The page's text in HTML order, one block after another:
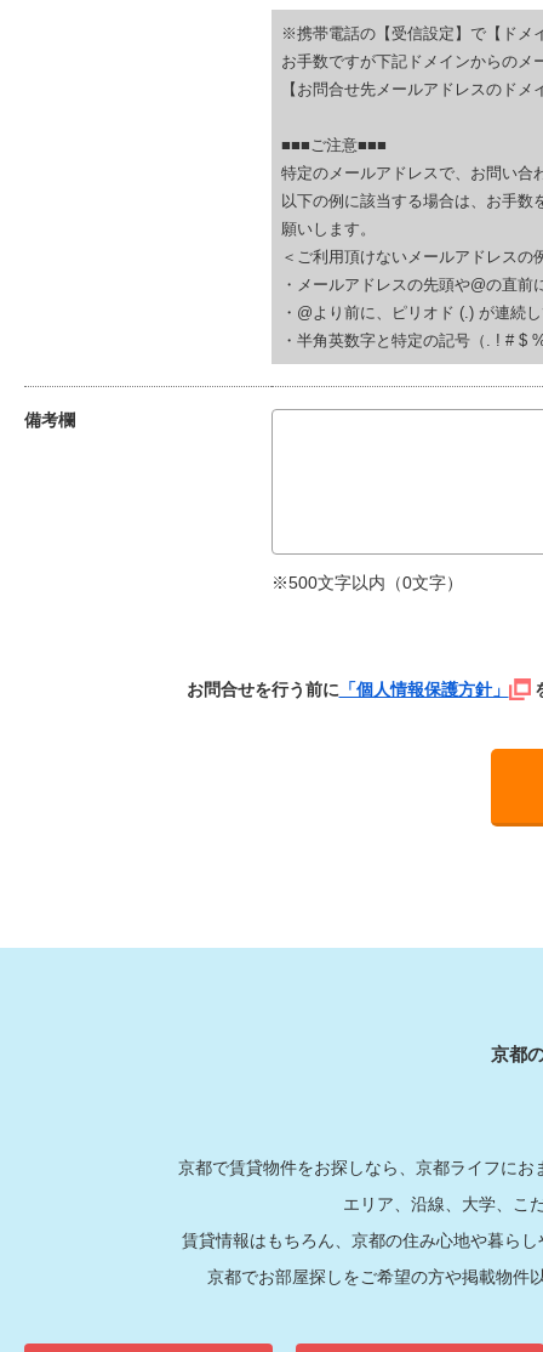
※携帯電話の【受信設定】で【ドメ
お手数ですが下記ドメインからのメ
【お問合せ先メールアドレスのドメ
■■■ご注意■■■
特定のメールアドレスで、お問い合
以下の例に該当する場合は、お手
願いします。
＜ご利用頂けないメールアドレスの
・メールアドレスの先頭や@の直
・@より前に、ピリオド (.) が連続
・半角英数字と特定の記号（. ! # $
備考欄
※500文字以内（0文字）
お問合せを行う前に「個人情報保護方針」
京都
京都で賃貸物件をお探しなら、京都ライフに
エリア、沿線、大学、こ
賃貸情報はもちろん、京都の住み心地や暮ら
京都でお部屋探しをご希望の方や掲載物件